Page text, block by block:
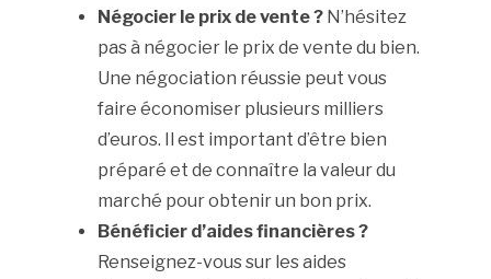
Négocier le prix de vente ? N’hésitez
pas à négocier le prix de vente du bien.
Une négociation réussie peut vous
faire économiser plusieurs milliers
d’euros. Il est important d’être bien
préparé et de connaître la valeur du
marché pour obtenir un bon prix.
Bénéficier d’aides financières ?
Renseignez-vous sur les aides